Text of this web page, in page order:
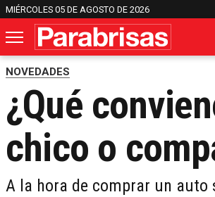
MIÉRCOLES 05 DE AGOSTO DE 2026
NOVEDADES
¿Qué
chico o
A la hora de comprar un